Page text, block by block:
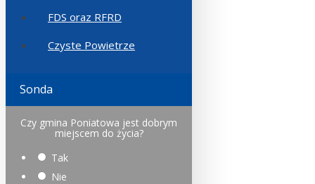
FDS oraz RFRD
Czyste Powietrze
Sonda
Czy gmina Poniatowa jest dobrym
miejscem do życia?
Tak
Nie